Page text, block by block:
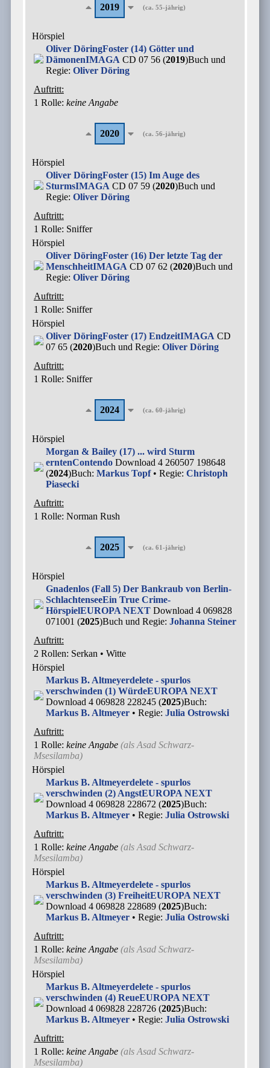
2019 (ca. 55-jährig)
Hörspiel
Oliver DöringFoster (14) Götter und
DämonenIMAGA CD 07 56 (2019)Buch und
Regie: Oliver Döring
Auftritt:
1 Rolle: keine Angabe
2020 (ca. 56-jährig)
Hörspiel
Oliver DöringFoster (15) Im Auge des
SturmsIMAGA CD 07 59 (2020)Buch und
Regie: Oliver Döring
Auftritt:
1 Rolle: Sniffer
Hörspiel
Oliver DöringFoster (16) Der letzte Tag der
MenschheitIMAGA CD 07 62 (2020)Buch und
Regie: Oliver Döring
Auftritt:
1 Rolle: Sniffer
Hörspiel
Oliver DöringFoster (17) EndzeitIMAGA CD
07 65 (2020)Buch und Regie: Oliver Döring
Auftritt:
1 Rolle: Sniffer
2024 (ca. 60-jährig)
Hörspiel
Morgan & Bailey (17) ... wird Sturm
erntenContendoDownload 4 260507 198648
(2024)Buch: Markus Topf• Regie: Christoph
Piasecki
Auftritt:
1 Rolle: Norman Rush
2025 (ca. 61-jährig)
Hörspiel
Gnadenlos (Fall 5) Der Bankraub von Berlin-
SchlachtenseeEin True Crime-
HörspielEUROPA NEXTDownload 4 069828
071001 (2025)Buch und Regie: Johanna Steiner
Auftritt:
2 Rollen: Serkan • Witte
Hörspiel
Markus B. Altmeyerdelete - spurlos
verschwinden (1) WürdeEUROPA NEXT
Download 4 069828 228245 (2025)Buch:
Markus B. Altmeyer• Regie: Julia Ostrowski
Auftritt:
1 Rolle: keine Angabe (als Asad Schwarz-
Msesilamba)
Hörspiel
Markus B. Altmeyerdelete - spurlos
verschwinden (2) AngstEUROPA NEXT
Download 4 069828 228672 (2025)Buch:
Markus B. Altmeyer• Regie: Julia Ostrowski
Auftritt:
1 Rolle: keine Angabe (als Asad Schwarz-
Msesilamba)
Hörspiel
Markus B. Altmeyerdelete - spurlos
verschwinden (3) FreiheitEUROPA NEXT
Download 4 069828 228689 (2025)Buch:
Markus B. Altmeyer• Regie: Julia Ostrowski
Auftritt:
1 Rolle: keine Angabe (als Asad Schwarz-
Msesilamba)
Hörspiel
Markus B. Altmeyerdelete - spurlos
verschwinden (4) ReueEUROPA NEXT
Download 4 069828 228726 (2025)Buch:
Markus B. Altmeyer• Regie: Julia Ostrowski
Auftritt:
1 Rolle: keine Angabe (als Asad Schwarz-
Msesilamba)